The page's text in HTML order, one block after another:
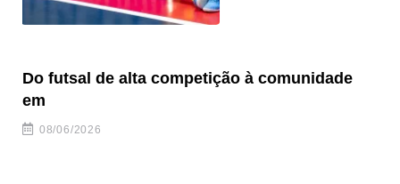
Do futsal de alta competição à comunidade
em
08/06/2026